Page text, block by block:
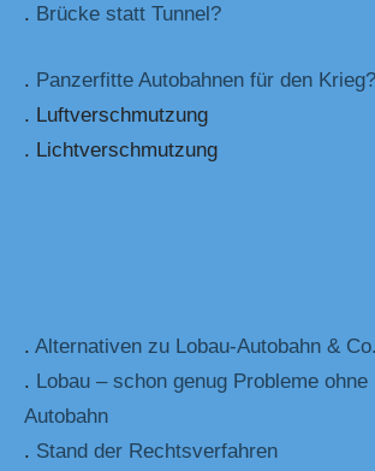
. Brücke statt Tunnel?
. Panzerfitte Autobahnen für den Krieg?
. Luftverschmutzung
. Lichtverschmutzung
. Alternativen zu Lobau-Autobahn & Co.
. Lobau – schon genug Probleme
Autobahn
. Stand der Rechtsverfahren